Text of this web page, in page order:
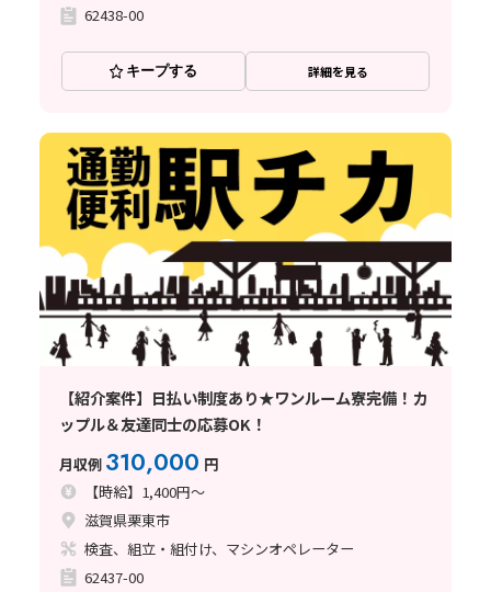
62438-00
キープする 詳細を見る
【紹介案件】日払い制度あり★ワンルーム寮完備！カ
ップル＆友達同士の応募OK！
月収例 310,000 円
【時給】1,400円～
滋賀県栗東市
検査、組立・組付け、マシンオペレーター
62437-00